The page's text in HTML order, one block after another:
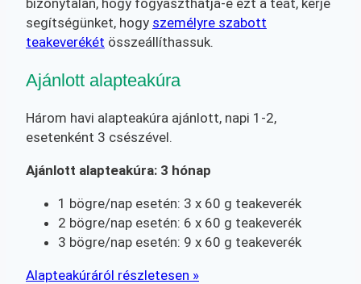
bizonytalan, hogy fogyaszthatja-e ezt a teát, kérje
segítségünket, hogy személyre szabott
teakeverékét összeállíthassuk.
Ajánlott alapteakúra
Három havi alapteakúra ajánlott, napi 1-2,
esetenként 3 csészével.
Ajánlott alapteakúra: 3 hónap
1 bögre/nap esetén: 3 x 60 g teakeverék
2 bögre/nap esetén: 6 x 60 g teakeverék
3 bögre/nap esetén: 9 x 60 g teakeverék
Alapteakúráról részletesen »